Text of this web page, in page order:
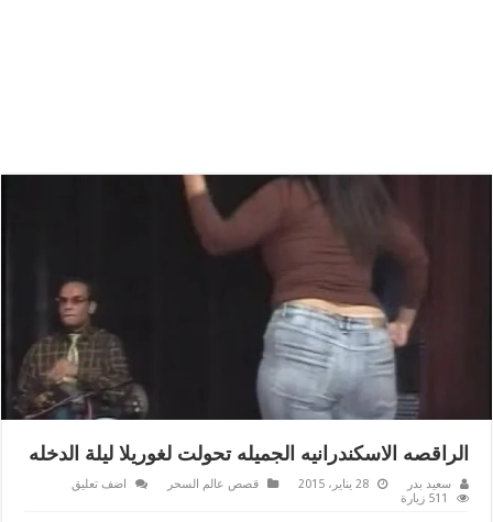
الراقصه الاسكندرانيه الجميله تحولت لغوريلا ليلة الدخله
سعيد بدر 28 يناير، 2015 قصص عالم السحر
اضف تعليق
511 زيارة